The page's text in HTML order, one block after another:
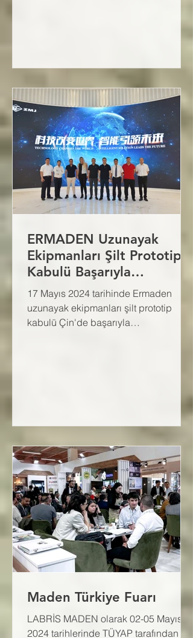
ERMADEN Uzunayak
Ekipmanları Şilt Prototip
Kabulü Başarıyla
Tamamlandı
17 Mayıs 2024 tarihinde Ermaden
uzunayak ekipmanları şilt prototip
kabulü Çin'de başarıyla
Maden Türkiye Fuarı
LABRİS MADEN olarak 02-05 Mayıs
2024 tarihlerinde TÜYAP tarafından